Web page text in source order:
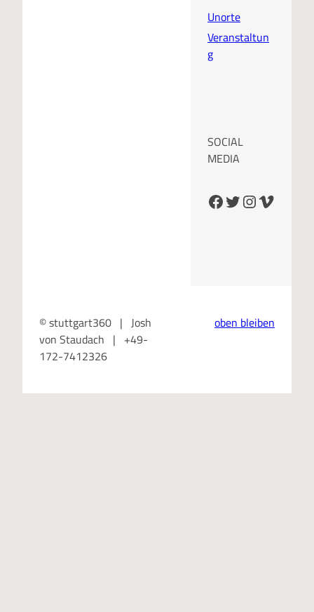
Unorte
Veranstaltun
g
SOCIAL
MEDIA
Facebook Twitter InstagramVimeo
© stuttgart360 | Josh
von Staudach | +49-
172-7412326
oben bleiben